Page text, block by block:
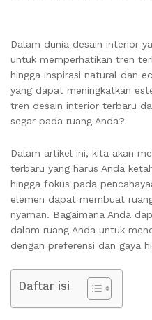
Dalam dunia desain interior
untuk memperhatikan tren
hingga inspirasi natural dan
yang dapat meningkatkan
tren desain interior terbaru
segar pada ruang Anda?
Dalam artikel ini, kita akan
terbaru yang harus Anda
hingga fokus pada
elemen dapat membuat
nyaman. Bagaimana Anda
dalam ruang Anda untuk
dengan preferensi dan gaya
Daftar isi